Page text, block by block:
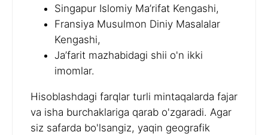
Singapur Islomiy Ma’rifat Kengashi,
Fransiya Musulmon Diniy Masalalar
Kengashi,
Ja’farit mazhabidagi shii o'n ikki
imomlar.
Hisoblashdagi farqlar turli mintaqalarda fajar
va isha burchaklariga qarab o'zgaradi. Agar
siz safarda bo'lsangiz, yaqin geografik